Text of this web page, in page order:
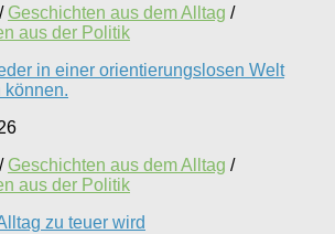
/ Geschichten aus dem Alltag /
aus der Politik
in einer orientierungslosen Welt
können.
/ Geschichten aus dem Alltag /
aus der Politik
zu teuer wird